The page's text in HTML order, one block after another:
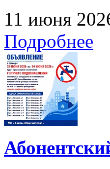
11 июня
Подробнее